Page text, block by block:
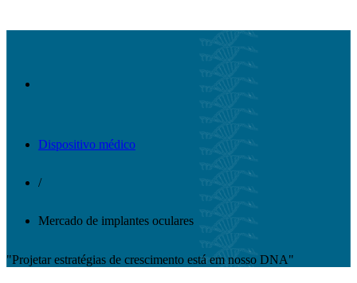
Dispositivo médico
/
Mercado de implantes oculares
"Projetar estratégias de crescimento está em nosso DNA"